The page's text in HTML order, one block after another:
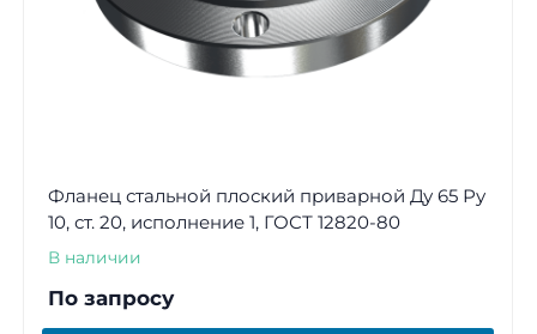
Фланец стальной плоский приварной Ду 65 Ру
10, ст. 20, исполнение 1, ГОСТ 12820-80
В наличии
По запросу